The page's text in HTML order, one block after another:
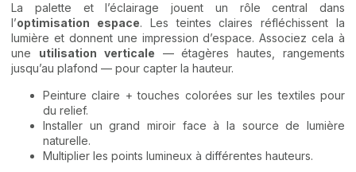
La palette et l’éclairage jouent un rôle central dans
l’optimisation espace. Les teintes claires réfléchissent la
lumière et donnent une impression d’espace. Associez cela à
une utilisation verticale — étagères hautes, rangements
jusqu’au plafond — pour capter la hauteur.
Peinture claire + touches colorées sur les textiles pour
du relief.
Installer un grand miroir face à la source de lumière
naturelle.
Multiplier les points lumineux à différentes hauteurs.